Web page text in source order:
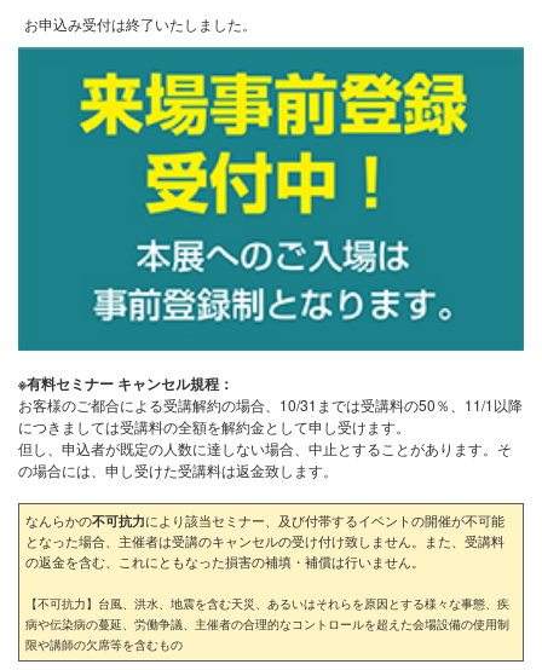
お申込み受付は終了いたしました。
※有料セミナー キャンセル規程：
お客様のご都合による受講解約の場合、10/31までは受講料の50％、11/1以降
につきましては受講料の全額を解約金として申し受けます。
但し、申込者が既定の人数に達しない場合、中止とすることがあります。そ
の場合には、申し受けた受講料は返金致します。
なんらかの不可抗力により該当セミナー、及び付帯するイベントの開催が不可能
となった場合、主催者は受講のキャンセルの受け付け致しません。また、受講料
の返金を含む、これにともなった損害の補填・補償は行いません。
【不可抗力】台風、洪水、地震を含む天災、あるいはそれらを原因とする様々な事態、疾
病や伝染病の蔓延、労働争議、主催者の合理的なコントロールを超えた会場設備の使用制
限や講師の欠席等を含むもの